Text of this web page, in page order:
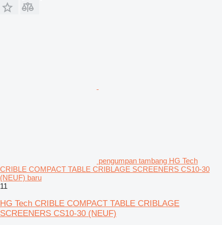
pengumpan tambang HG Tech
CRIBLE COMPACT TABLE CRIBLAGE SCREENERS CS10-30
(NEUF) baru
11
HG Tech CRIBLE COMPACT TABLE CRIBLAGE
SCREENERS CS10-30 (NEUF)